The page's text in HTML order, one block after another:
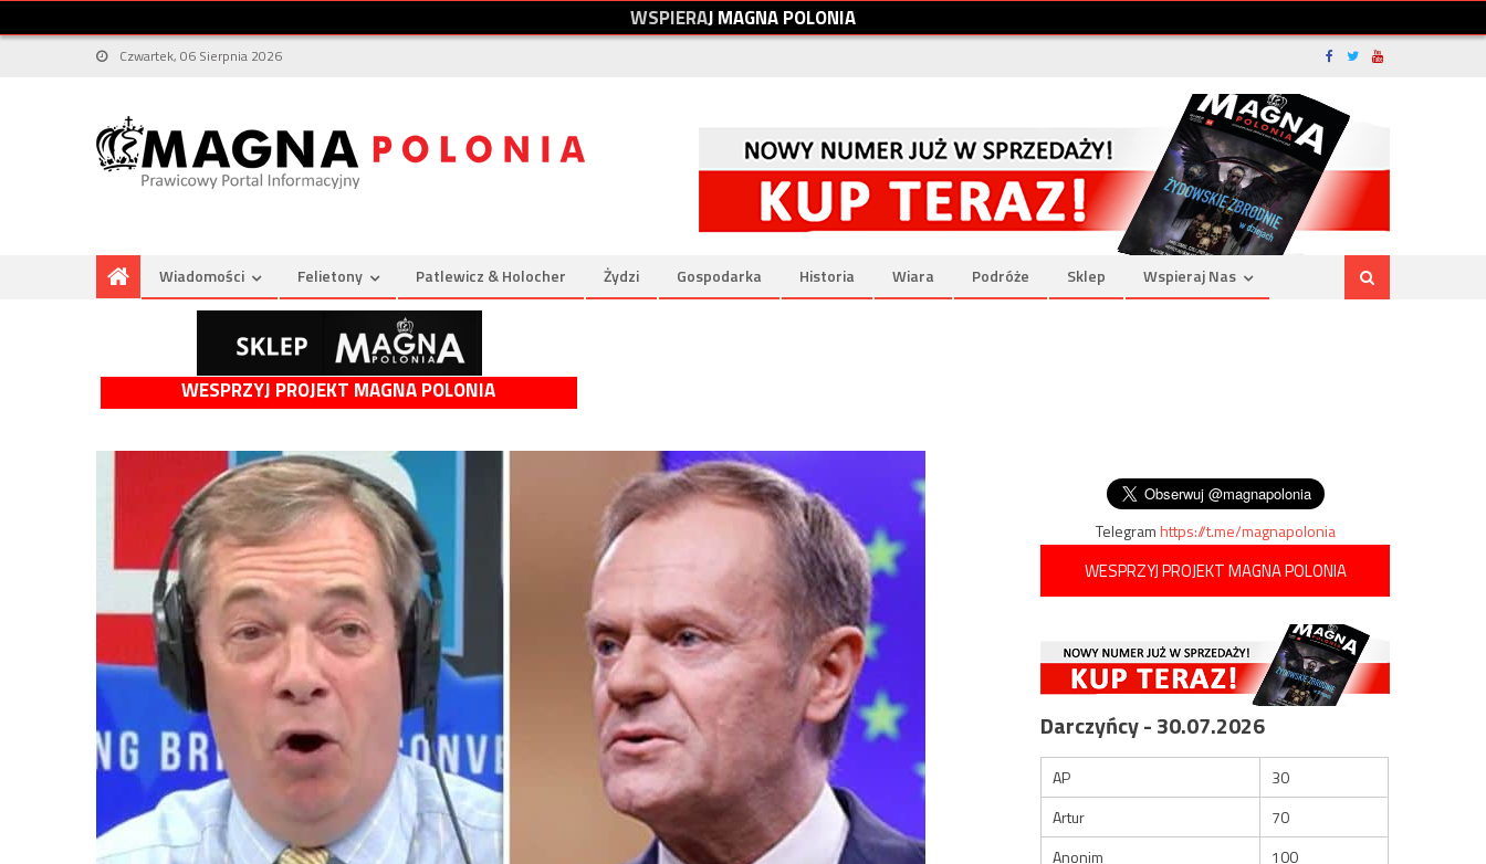
WSPIERAJMAGNAPOLONIA
Czwartek, 06 Sierpnia 2026
Wiadomości Felietony Patlewicz & Holocher Żydzi Gospodarka Historia Wiara Podróże Sklep Wspieraj Nas
WESPRZYJ PROJEKT MAGNA POLONIA
Telegramhttps://t.me/magnapolonia
WESPRZYJ PROJEKT MAGNA POLONIA
Darczyńcy - 30.07.2026
AP
30
Artur
70
Anonim
100